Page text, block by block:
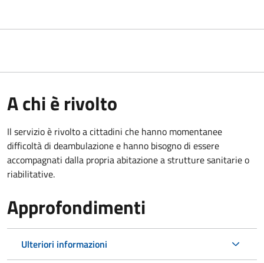
A chi è rivolto
Il servizio è rivolto a cittadini che hanno momentanee
difficoltà di deambulazione e hanno bisogno di essere
accompagnati dalla propria abitazione a strutture sanitarie o
riabilitative.
Approfondimenti
Ulteriori informazioni